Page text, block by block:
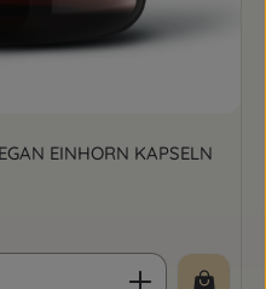
EINHORN KAPSELN
gewünschten Wert